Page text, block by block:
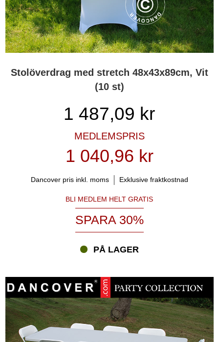
Stolöverdrag med stretch 48x43x89cm, Vit
(10 st)
1 487,09 kr
MEDLEMSPRIS
1 040,96 kr
Dancover pris inkl. moms Exklusive fraktkostnad
BLI MEDLEM HELT GRATIS
SPARA 30%
PÅ LAGER